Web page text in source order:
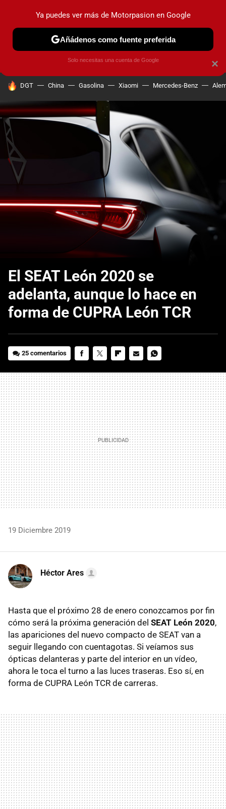
PRUEBAS COCHES ELÉCTRICOS OBSERVATORIO
HOY SE HABLA DE
DGT China Gasolina Xiaomi Mercedes-Benz
El SEAT León 2020 se
adelanta, aunque lo hace en
forma de CUPRA León TCR
25 comentarios
MAIL
19 Diciembre 2019
Héctor Ares
Hasta que el próximo 28 de enero conozcamos por fin
cómo será la próxima generación del SEAT León 2020,
las apariciones del nuevo compacto de SEAT van a
seguir llegando con cuentagotas. Si veíamos sus
ópticas delanteras y parte del interior en un vídeo,
ahora le toca el turno a las luces traseras. Eso sí, en
forma de CUPRA León TCR de carreras.
×
Ya puedes ver más de Motorpasion en Google
Añádenos como fuente preferida
Solo necesitas una cuenta de Google